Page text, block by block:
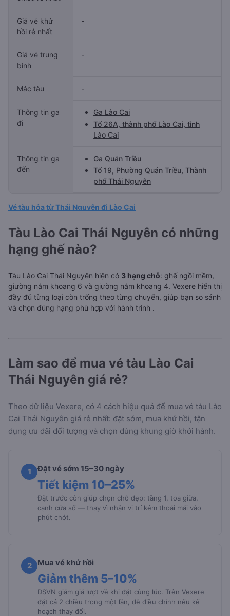
Giá vé khứ
hồi rẻ nhất
-
Giá vé trung
bình
-
Mác tàu -
Thông tin ga
đi
Ga Lào Cai
Tổ 26A, thành phố Lào Cai, tình
Lào Cai
Thông tin ga
đến
Ga Quán Triều
Tổ 19, Phường Quán Triều, Thành
phố Thái Nguyên
Vé tàu hỏa từ Thái Nguyên đi Lào Cai
Tàu Lào Cai Thái Nguyên có những
hạng ghế nào?
Tàu Lào Cai Thái Nguyên hiện có 3 hạng chỗ: ghế ngồi mềm,
giường nằm khoang 6 và giường nằm khoang 4. Vexere hiển thị
đầy đủ từng loại còn trống theo từng chuyến, giúp bạn so sánh
và chọn đúng hạng phù hợp với hành trình .
Làm sao để mua vé tàu Lào Cai
Thái Nguyên giá rẻ?
Theo dữ liệu Vexere, có 4 cách hiệu quả để mua vé tàu Lào
Cai Thái Nguyên giá rẻ nhất: đặt sớm, mua khứ hồi, tận
dụng ưu đãi đối tượng và chọn đúng khung giờ khởi hành.
1 Đặt vé sớm 15–30 ngày
Tiết kiệm 10–25%
Đặt trước còn giúp chọn chỗ đẹp: tầng 1, toa giữa,
cạnh cửa sổ — thay vì nhận vị trí kém thoải mái vào
phút chót.
2 Mua vé khứ hồi
Giảm thêm 5–10%
DSVN giảm giá lượt về khi đặt cùng lúc. Trên Vexere
đặt cả 2 chiều trong một lần, dễ điều chỉnh nếu kế
hoạch thay đổi.